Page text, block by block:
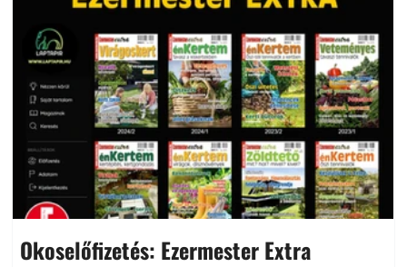
Okoselőfizetés: Ezermester Extra